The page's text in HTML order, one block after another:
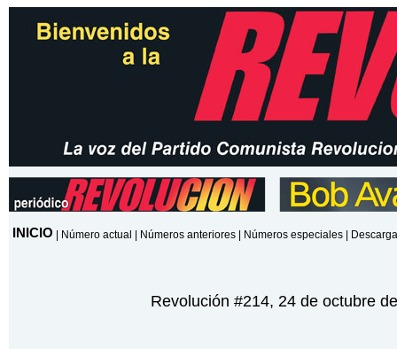
INICIO Número actual Números anteriores Números especiales
Revolución #214, 24 de octubre